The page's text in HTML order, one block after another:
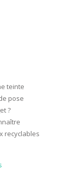
teinte
pose
?
recyclables